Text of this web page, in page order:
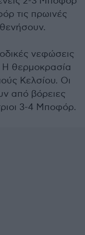
τις πρωινές
νεφώσεις
Η θερμοκρασία
Κελσίου. Οι
από βόρειες
3-4 Μποφόρ.